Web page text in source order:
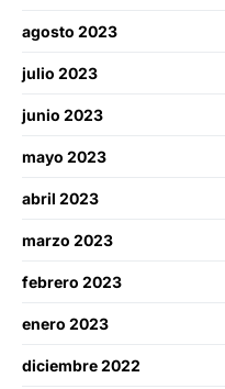
agosto 2023
julio 2023
junio 2023
mayo 2023
abril 2023
marzo 2023
febrero 2023
enero 2023
diciembre 2022